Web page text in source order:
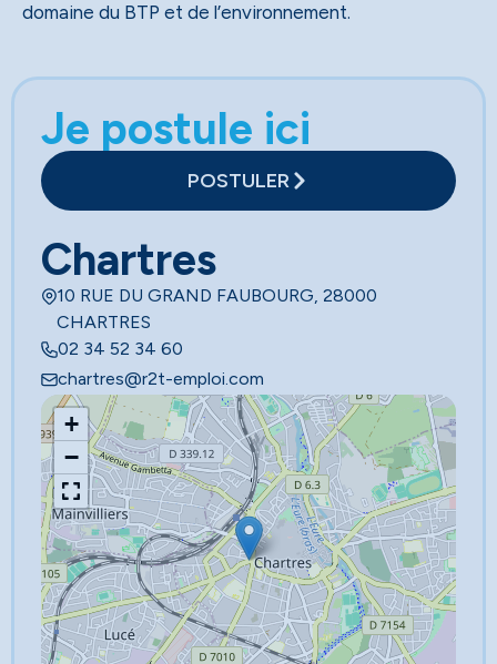
domaine du BTP et de l’environnement.
Je postule ici
POSTULER
Chartres
10 RUE DU GRAND FAUBOURG, 28000
CHARTRES
02 34 52 34 60
chartres@r2t-emploi.com
+
−